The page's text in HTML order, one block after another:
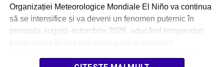
Organizației Meteorologice Mondiale El Niño va continua
să se intensifice și va deveni un fenomen puternic în
perioada august–octombrie 2026, aducând temperaturi